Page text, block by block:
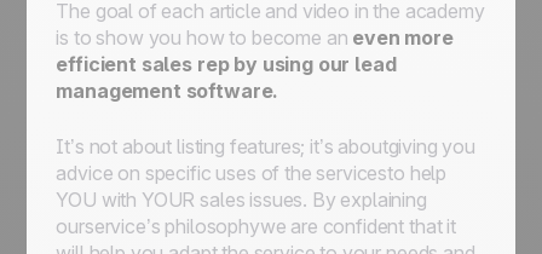
Erste Schritte zur Automatisierung:
Automatisierung von Arbeitsabläufen für
optimierte Prozesse
The goal of each article and video in the academy
is to show you how to become an even more
efficient sales rep by using our lead
management software.
It’s not about listing features; it’s aboutgiving you
advice on specific uses of the servicesto help
YOU with YOUR sales issues. By explaining
ourservice’s philosophywe are confident that it